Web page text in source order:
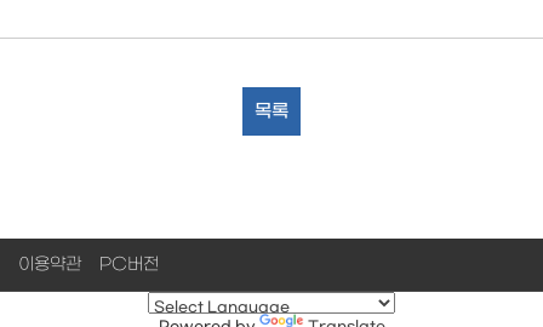
목록
이용약관 PC버전